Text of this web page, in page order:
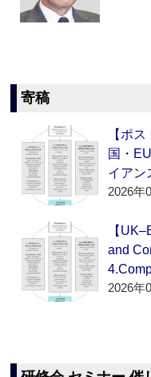
寄稿
【ポ
国・
イア
2026年
【
and
2026年